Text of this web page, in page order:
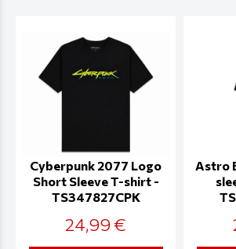
Cyberpunk 2077 Logo
Short Sleeve T-shirt -
TS347827CPK
24,99 €
Astro